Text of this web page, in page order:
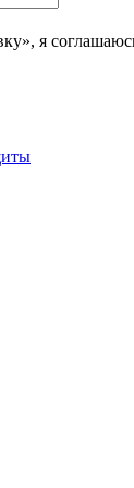
я